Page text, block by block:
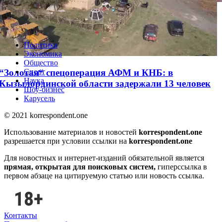
предложили в два раза сократить
Земли
спецоперация АФМ и КНБ: в
области задержали 13 человек
Политика
Экономика
Общество
Спорт
Наука
Шоу-бизнес
Карусель
© 2021 korrespondent.one
Использование материалов и новостей korrespondent.one
разрешается при условии ссылки на korrespondent.one
Для новостных и интернет-изданий обязательной является
прямая, открытая для поисковых систем, гиперссылка в
первом абзаце на цитируемую статью или новость ссылка.
Контакты